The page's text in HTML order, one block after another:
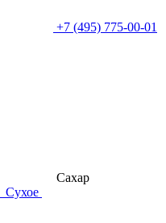
+7 (495) 775-00-01
Сахар
Сухое